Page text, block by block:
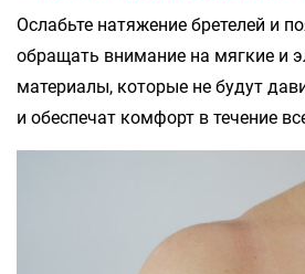
Ослабьте натяжение бретелей и
обращать внимание на мягкие и
материалы, которые не будут
и обеспечат комфорт в течение